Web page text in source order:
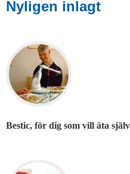
Nyligen inlagt
Bestic, för dig som vill äta själv